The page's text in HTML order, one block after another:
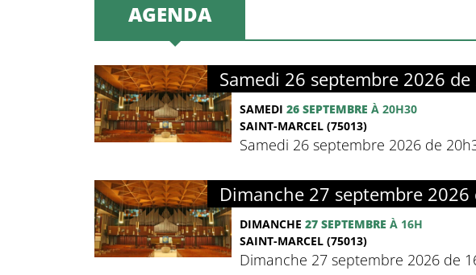
AGENDA
Samedi 26 septembre 2026
SAMEDI 26 SEPTEMBRE À 20H30
SAINT-MARCEL (75013)
Samedi 26 septembre 2026 de
Dimanche 27 septembre
DIMANCHE 27 SEPTEMBRE À 16H
SAINT-MARCEL (75013)
Dimanche 27 septembre 2026 de